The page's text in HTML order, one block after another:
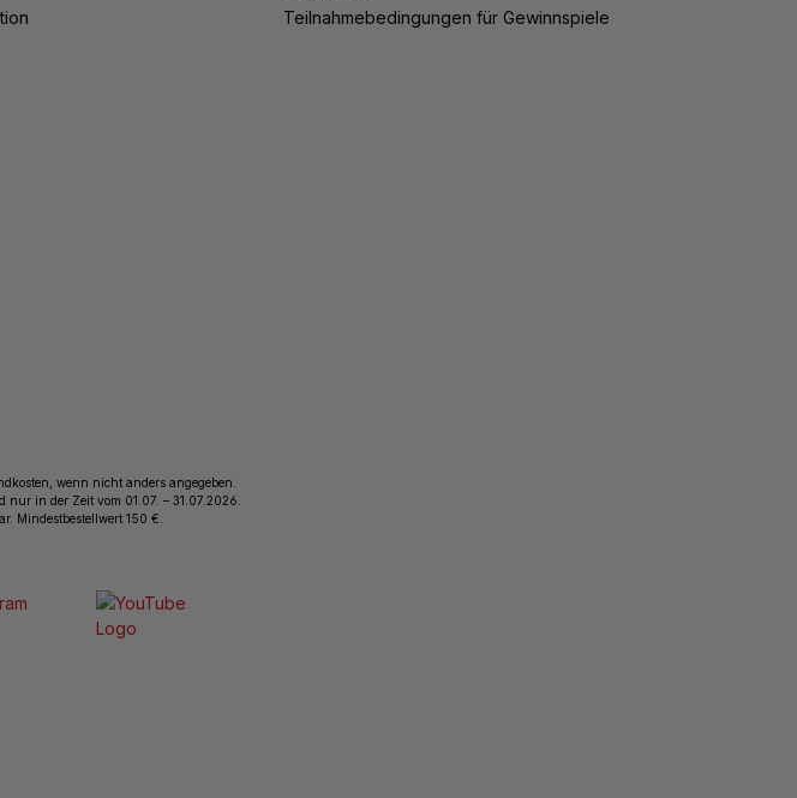
Teilnahmebedingungen für Gewinnspiele
wenn nicht anders angegeben.
in der Zeit vom 01.07. – 31.07.2026.
Mindestbestellwert 150 €.